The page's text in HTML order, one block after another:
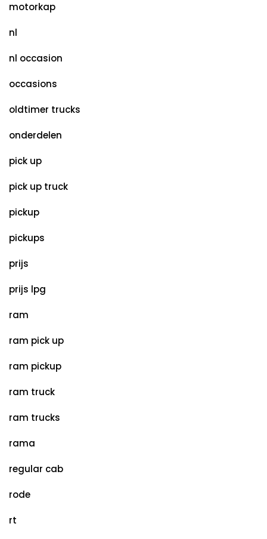
motorkap
nl
nl occasion
occasions
oldtimer trucks
onderdelen
pick up
pick up truck
pickup
pickups
prijs
prijs lpg
ram
ram pick up
ram pickup
ram truck
ram trucks
rama
regular cab
rode
rt